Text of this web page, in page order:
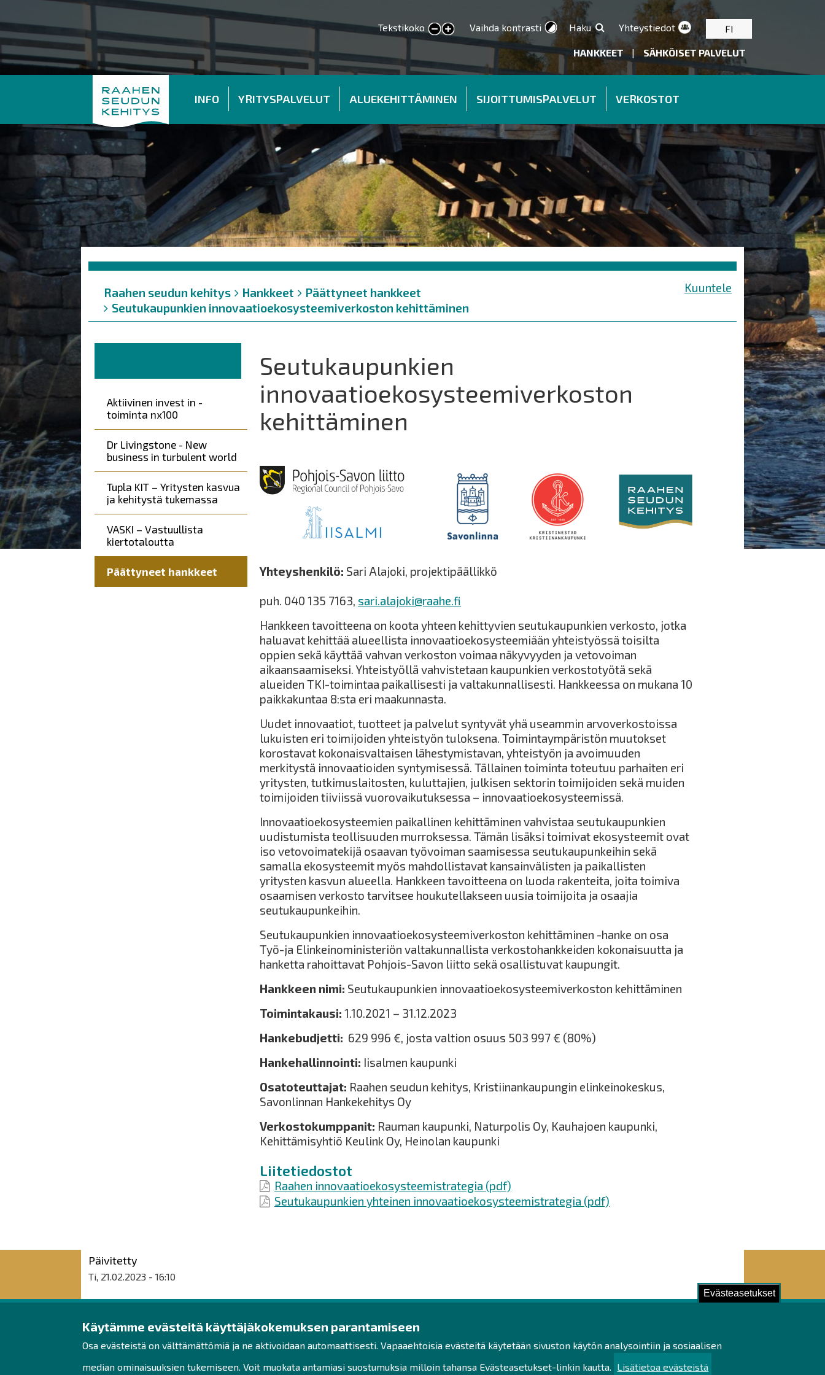
Evästeasetukset
Käytämme evästeitä käyttäjäkokemuksen parantamiseen
Osa evästeistä on välttämättömiä ja ne aktivoidaan automaattisesti. Vapaaehtoisia evästeitä käytetään sivuston käytön analysointiin ja sosiaalisen
median ominaisuuksien tukemiseen. Voit muokata antamiasi suostumuksia milloin tahansa Evästeasetukset-linkin kautta.
Lisätietoa evästeistä
Tekstikoko
smaller text
larger text Vaihda kontrasti Haku Yhteystiedot FI
HANKKEET | SÄHKÖISET PALVELUT
INFO YRITYSPALVELUT ALUEKEHITTÄMINEN SIJOITTUMISPALVELUT VERKOSTOT
Murupolku
You
are
here:
Raahen seudun kehitys Hankkeet
Päättyneet hankkeet
Seutukaupunkien innovaatioekosysteemiverkoston kehittäminen
Kuuntele
here:
Päävalikko
Kohderyhmät
Aktiivinen invest in -
toiminta nx100
Dr Livingstone - New
business in turbulent world
Tupla KIT – Yritysten kasvua
ja kehitystä tukemassa
VASKI – Vastuullista
kiertotaloutta
Päättyneet hankkeet
Seutukaupunkien
innovaatioekosysteemiverkoston
kehittäminen
Yhteyshenkilö: Sari Alajoki, projektipäällikkö
puh. 040 135 7163, sari.alajoki@raahe.fi
Hankkeen tavoitteena on koota yhteen kehittyvien seutukaupunkien verkosto, jotka
haluavat kehittää alueellista innovaatioekosysteemiään yhteistyössä toisilta
oppien sekä käyttää vahvan verkoston voimaa näkyvyyden ja vetovoiman
aikaansaamiseksi. Yhteistyöllä vahvistetaan kaupunkien verkostotyötä sekä
alueiden TKI-toimintaa paikallisesti ja valtakunnallisesti. Hankkeessa on mukana 10
paikkakuntaa 8:sta eri maakunnasta.
Uudet innovaatiot, tuotteet ja palvelut syntyvät yhä useammin arvoverkostoissa
lukuisten eri toimijoiden yhteistyön tuloksena. Toimintaympäristön muutokset
korostavat kokonaisvaltaisen lähestymistavan, yhteistyön ja avoimuuden
merkitystä innovaatioiden syntymisessä. Tällainen toiminta toteutuu parhaiten eri
yritysten, tutkimuslaitosten, kuluttajien, julkisen sektorin toimijoiden sekä muiden
toimijoiden tiiviissä vuorovaikutuksessa – innovaatioekosysteemissä.
Innovaatioekosysteemien paikallinen kehittäminen vahvistaa seutukaupunkien
uudistumista teollisuuden murroksessa. Tämän lisäksi toimivat ekosysteemit ovat
iso vetovoimatekijä osaavan työvoiman saamisessa seutukaupunkeihin sekä
samalla ekosysteemit myös mahdollistavat kansainvälisten ja paikallisten
yritysten kasvun alueella. Hankkeen tavoitteena on luoda rakenteita, joita toimiva
osaamisen verkosto tarvitsee houkutellakseen uusia toimijoita ja osaajia
seutukaupunkeihin.
Seutukaupunkien innovaatioekosysteemiverkoston kehittäminen -hanke on osa
Työ-ja Elinkeinoministeriön valtakunnallista verkostohankkeiden kokonaisuutta ja
hanketta rahoittavat Pohjois-Savon liitto sekä osallistuvat kaupungit.
Hankkeen nimi: Seutukaupunkien innovaatioekosysteemiverkoston kehittäminen
Toimintakausi: 1.10.2021 – 31.12.2023
Hankebudjetti: 629 996 €, josta valtion osuus 503 997 € (80%)
Hankehallinnointi: Iisalmen kaupunki
Osatoteuttajat: Raahen seudun kehitys, Kristiinankaupungin elinkeinokeskus,
Savonlinnan Hankekehitys Oy
Verkostokumppanit: Rauman kaupunki, Naturpolis Oy, Kauhajoen kaupunki,
Kehittämisyhtiö Keulink Oy, Heinolan kaupunki
Liitetiedostot
Raahen innovaatioekosysteemistrategia (pdf)
Seutukaupunkien yhteinen innovaatioekosysteemistrategia (pdf)
Päivitetty
Ti, 21.02.2023 - 16:10
Raahen seudun kehitys
Rantakatu 5 D 2. kerros
Ota yhteyttä!
Toimisto
Tutustu!
Henkilötietojen käsittely